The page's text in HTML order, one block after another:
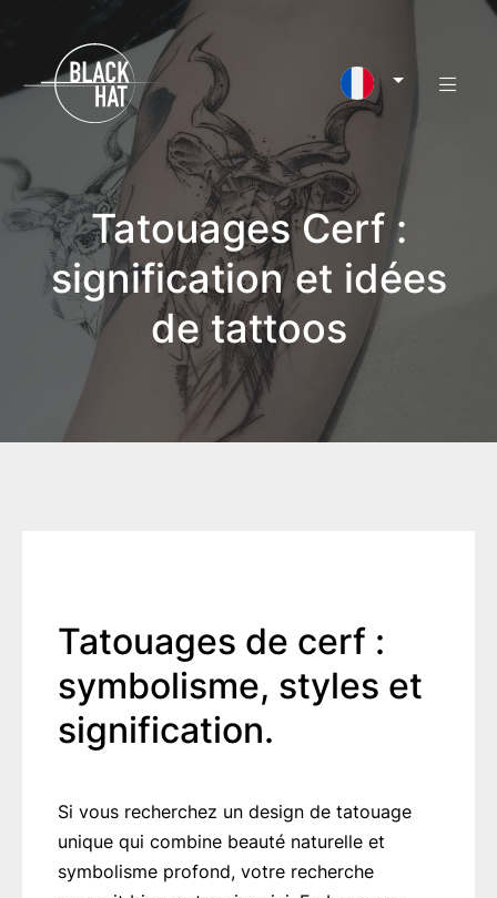
Tatouages Cerf :
signification et idées
de tattoos
Tatouages de cerf :
symbolisme, styles et
signification.
Si vous recherchez un design de tatouage
unique qui combine beauté naturelle et
symbolisme profond, votre recherche